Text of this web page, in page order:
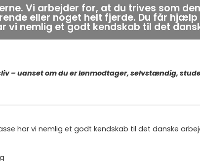
Vi arbejder for, at du trives som
eller noget helt fjerde. Du får
nemlig et godt kendskab til det
– uanset om du er lønmodtager, selvstændig,
har vi nemlig et godt kendskab til det danske